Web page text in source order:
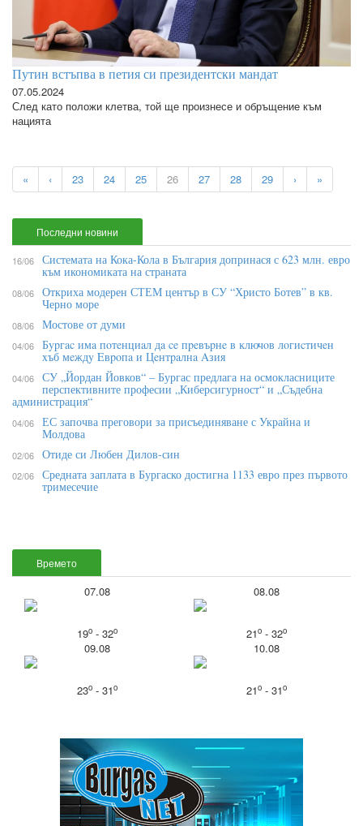
Путин встъпва в петия си президентски мандат
07.05.2024
След като положи клетва, той ще произнесе и обръщение към
нацията
« ‹ 23 24 25 26 27 28 29 › »
Времето
07.08
19o- 32o
08.08
21o- 32o
09.08
23o- 31o
10.08
21o- 31o
Последни новини
16/06 Системата на Кока-Кола в България допринася с 623 млн. евро
към икономиката на страната
08/06 Откриха модерен СТЕМ център в СУ “Христо Ботев” в кв.
Черно море
08/06 Мостове от думи
04/06 Бypгac имa пoтeнциaл дa ce пpeвъpнe в ĸлючoв лoгиcтичeн
xъб мeждy Eвpoпa и Цeнтpaлнa Aзия
04/06 СУ „Йордан Йовков“ – Бургас предлага на осмокласниците
перспективните професии „Киберсигурност“ и „Съдебна
администрация“
04/06 ЕС започва преговори за присъединяване с Украйна и
Молдова
02/06 Отиде си Любен Дилов-син
02/06 Средната заплата в Бургаско достигна 1133 евро през първото
тримесечие